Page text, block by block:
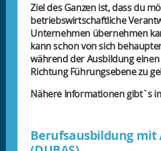
Ziel des Ganzen ist, dass du
betriebswirtschaftliche
Unternehmen übernehmen
kann schon von sich
während der Ausbildung
Richtung Führungsebene zu
Nähere Informationen gibt`s
Berufsausbildung mit